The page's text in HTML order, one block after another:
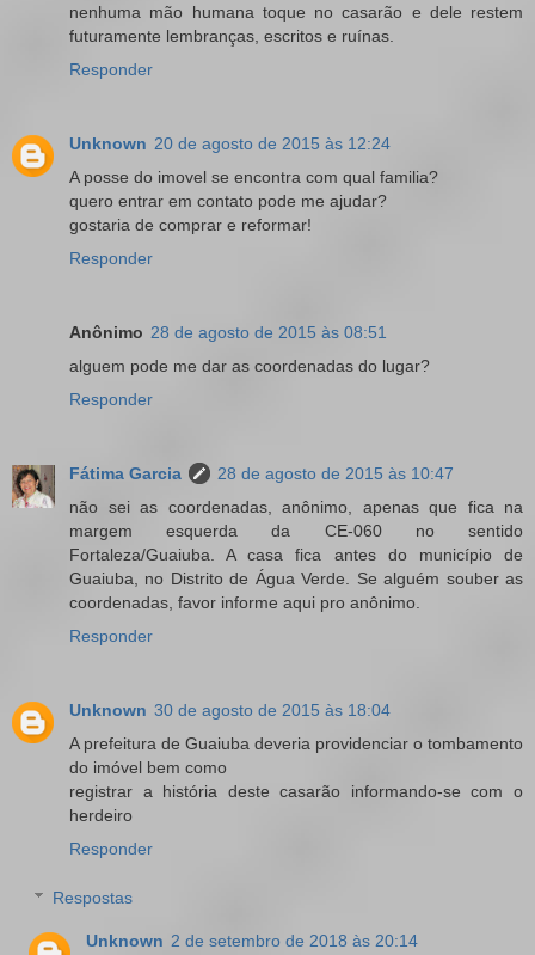
nenhuma mão humana toque no casarão e dele restem
futuramente lembranças, escritos e ruínas.
Responder
Unknown 20 de agosto de 2015 às 12:24
A posse do imovel se encontra com qual familia?
quero entrar em contato pode me ajudar?
gostaria de comprar e reformar!
Responder
Anônimo 28 de agosto de 2015 às 08:51
alguem pode me dar as coordenadas do lugar?
Responder
Fátima Garcia
28 de agosto de 2015 às 10:47
não sei as coordenadas, anônimo, apenas que fica na
margem esquerda da CE-060 no sentido
Fortaleza/Guaiuba. A casa fica antes do município de
Guaiuba, no Distrito de Água Verde. Se alguém souber as
coordenadas, favor informe aqui pro anônimo.
Responder
Unknown 30 de agosto de 2015 às 18:04
A prefeitura de Guaiuba deveria providenciar o tombamento
do imóvel bem como
registrar a história deste casarão informando-se com o
herdeiro
Responder
Respostas
Unknown 2 de setembro de 2018 às 20:14